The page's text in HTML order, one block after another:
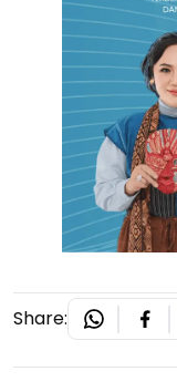
Share: